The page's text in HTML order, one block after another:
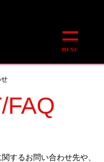
MENU
FAQ
するお問い合わせ先や、